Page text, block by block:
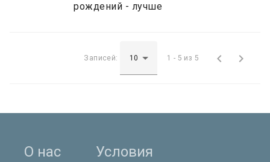
рождений - лучше
Записей: 1 - 5 из 5  
О нас Условия